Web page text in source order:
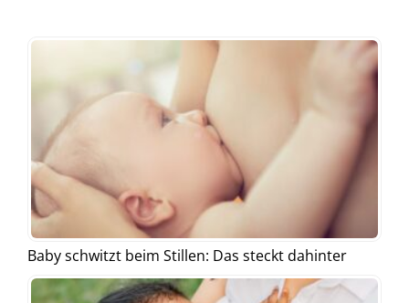
Baby schwitzt beim Stillen: Das steckt dahinter